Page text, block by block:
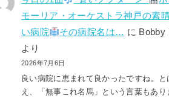
モーリア・オーケストラ神戸の素
い病院
その病院名は… に Bobby
より
2026年7月6日
良い病院に恵まれて良かったですね。と
え、「無事これ名馬」という言葉もあ